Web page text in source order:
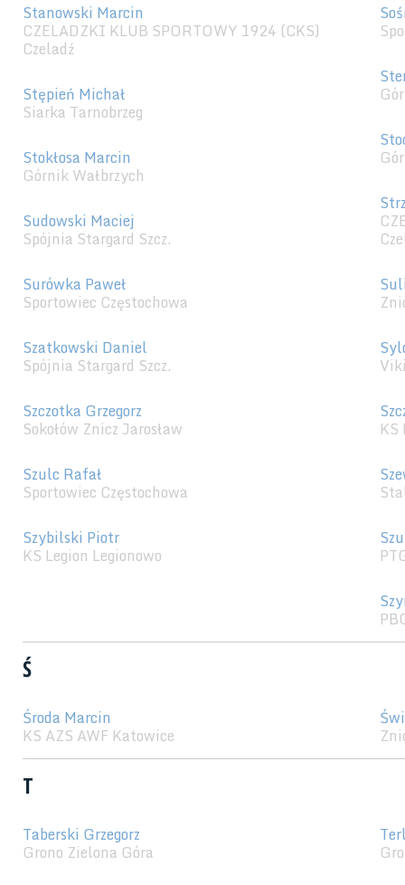
Stanowski Marcin
CZELADZKI KLUB SPORTOWY 1924 (CKS)
Czeladź
Stępień Michał
Siarka Tarnobrzeg
Stokłosa Marcin
Górnik Wałbrzych
Sudowski Maciej
Spójnia Stargard Szcz.
Surówka Paweł
Sportowiec Częstochowa
Szatkowski Daniel
Spójnia Stargard Szcz.
KS
Szczotka Grzegorz
Sokołów Znicz Jarosław
Szulc Rafał
Sportowiec Częstochowa
Szybilski Piotr
KS Legion Legionowo
Ś
Środa Marcin
KS AZS AWF Katowice
T
Taberski Grzegorz
Grono Zielona Góra